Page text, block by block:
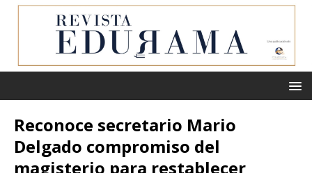
Reconoce secretario Mario
Delgado compromiso del
magisterio para restablecer